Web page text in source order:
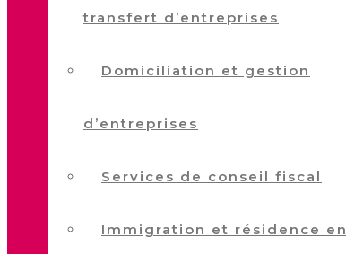
transfert d’entreprises
Domiciliation et gestion
d’entreprises
Services de conseil fiscal
Immigration et résidence en